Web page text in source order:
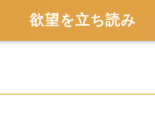
欲望を立ち読み